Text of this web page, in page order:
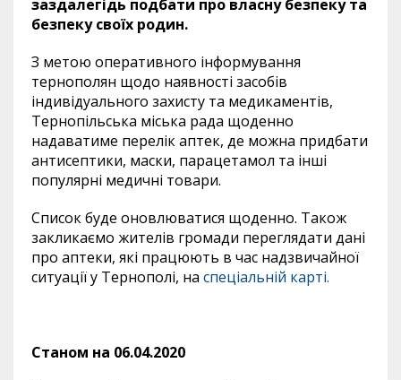
заздалегідь подбати про власну безпеку та
безпеку своїх родин.
З метою оперативного інформування
тернополян щодо наявності засобів
індивідуального захисту та медикаментів,
Тернопільська міська рада щоденно
надаватиме перелік аптек, де можна придбати
антисептики, маски, парацетамол та інші
популярні медичні товари.
Список буде оновлюватися щоденно. Також
закликаємо жителів громади переглядати дані
про аптеки, які працюють в час надзвичайної
ситуації у Тернополі, на спеціальній карті.
Станом на 06.04.2020